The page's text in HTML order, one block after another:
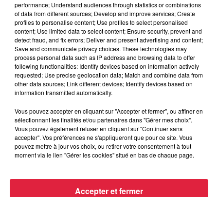
À Hoerdt, de l’eau brune sort des robinets
Depuis plusieurs jours, des habitants de Hoerdt ont vu de
l’eau brune s’écouler de leurs robinets. Face aux
nombreuses interrogations, la municipalité a pris...
performance; Understand audiences through statistics or combinations
of data from different sources; Develop and improve services; Create
profiles to personalise content; Use profiles to select personalised
content; Use limited data to select content; Ensure security, prevent and
detect fraud, and fix errors; Deliver and present advertising and content;
Save and communicate privacy choices. These technologies may
process personal data such as IP address and browsing data to offer
following functionalities: Identify devices based on information actively
requested; Use precise geolocation data; Match and combine data from
other data sources; Link different devices; Identify devices based on
information transmitted automatically.
Vous pouvez accepter en cliquant sur "Accepter et fermer", ou affiner en
sélectionnant les finalités et/ou partenaires dans "Gérer mes choix".
Vous pouvez également refuser en cliquant sur "Continuer sans
accepter". Vos préférences ne s'appliqueront que pour ce site. Vous
pouvez mettre à jour vos choix, ou retirer votre consentement à tout
moment via le lien "Gérer les cookies" situé en bas de chaque page.
Accepter et fermer